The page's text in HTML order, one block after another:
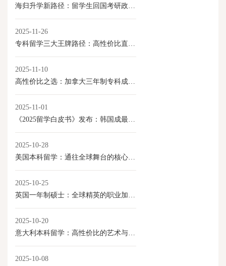
海归升学新路径：留学生回国考研政策全解读
2025-11-26
专科留学三大王牌路径：高性价比直通就业与移民
2025-11-10
高性价比之选：加拿大三年制专科成留学新路径
2025-11-01
《2025留学白皮书》发布：韩国成最具性价比本科留学目的地
2025-10-28
美国本科留学：通往全球舞台的核心优势
2025-10-25
英国一年制硕士：全球精英的职业加速器
2025-10-20
意大利本科留学：高性价比的艺术与学术选择
2025-10-08